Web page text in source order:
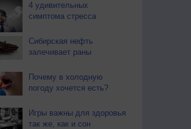
4 удивительных
симптома стресса
Сибирская нефть
залечивает раны
Почему в холодную
погоду хочется есть?
Игры важны для здоровья
так же, как и сон